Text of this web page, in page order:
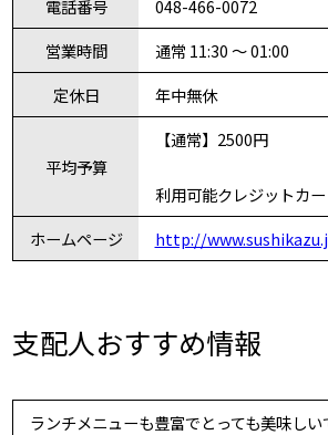
電話番号
048-466-0072
営業時間
通常 11:30 ～ 01:00
定休日
年中無休
平均予算
【通常】2500円
利用可能クレジットカ
ホームページ
http://
支配人おすすめ情報
ランチメニューも豊富でとっても美味し